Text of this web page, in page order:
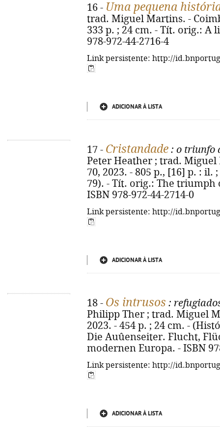
16 - Uma pequena
trad. Miguel Martins. -
333 p. ; 24 cm. - Tít. orig.: A
978-972-44-2716-4
Link persistente: http://
ADICIONAR À LISTA
17 - Cristandade : o triunfo
Peter Heather ; trad. Miguel
70, 2023. - 805 p., [16] p. :
79). - Tít. orig.: The triumph
ISBN 978-972-44-2714-0
Link persistente: http://
ADICIONAR À LISTA
18 - Os intrusos :
Philipp Ther ; trad. Miguel
2023. - 454 p. ; 24 cm. -
Die Auûenseiter. Flucht,
modernen Europa. - ISBN
Link persistente: http://
ADICIONAR À LISTA